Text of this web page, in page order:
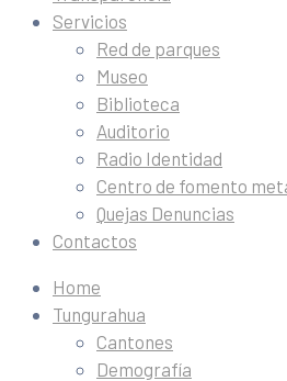
Servicios
Red de parques
Museo
Biblioteca
Auditorio
Radio Identidad
Centro de fomento
Quejas Denuncias
Contactos
Home
Tungurahua
Cantones
Demografía